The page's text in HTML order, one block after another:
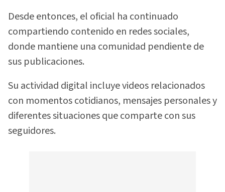
Desde entonces, el oficial ha continuado
compartiendo contenido en redes sociales,
donde mantiene una comunidad pendiente de
sus publicaciones.
Su actividad digital incluye videos relacionados
con momentos cotidianos, mensajes personales y
diferentes situaciones que comparte con sus
seguidores.